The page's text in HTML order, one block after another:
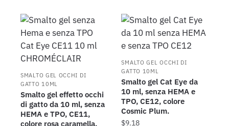
SMALTO GEL OCCHI DI
GATTO 10ML
Smalto gel effetto occhi
di gatto da 10 ml, senza
HEMA e TPO, CE11,
colore rosa caramella.
SMALTO GEL OCCHI DI
GATTO 10ML
Smalto gel Cat Eye da
10 ml, senza HEMA e
TPO, CE12, colore
Cosmic Plum.
$9.18